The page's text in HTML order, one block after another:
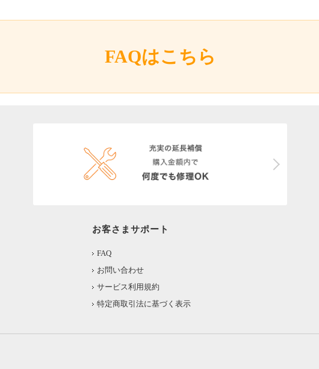
FAQはこちら
お客さまサポート
FAQ
お問い合わせ
サービス利用規約
特定商取引法に基づく表示